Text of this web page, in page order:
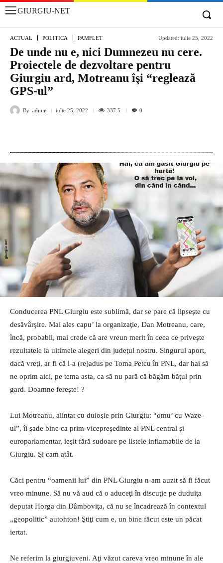
GIURGIU-NET
ACTUAL POLITICA PAMFLET Updated: iulie 25, 2022
De unde nu e, nici Dumnezeu nu cere.
Proiectele de dezvoltare pentru
Giurgiu ard, Motreanu îşi “reglează
GPS-ul”
By admin iulie 25, 2022 337.5 0
Conducerea PNL Giurgiu este sublimă, dar se pare că lipseşte cu
desăvârşire. Mai ales capu’ la organizaţie, Dan Motreanu, care,
încă, probabil, mai crede că are vreun merit în ceea ce priveşte
rezultatele la ultimele alegeri din judeţul nostru. Singurul aport,
dacă vreţi, ar fi că l-a (re)adus pe Toma Petcu în PNL, dar hai să
ne oprim aici, pe tema asta, ca să nu pară că băgăm băţul prin
gard. Doamne fereşte! ?
Lui Motreanu, alintat cu duioşie prin Giurgiu: “omu’ cu Waze-
ul”, îi şade bine ca prim-vicepreşedinte al PNL central şi
europarlamentar, ieşit fără sudoare pe listele inflamabile de la
Giurgiu. Şi cam atât.
Căci pentru “oamenii lui” din PNL Giurgiu n-am auzit să fi făcut
vreo minune. Să nu vă aud că o aduceţi în discuţie pe duduiţa
deputat Horga din Dâmboviţa, că nu se încadrează în contextul
„geopolitic” autohton! Ştiţi cum e, un bine făcut este un păcat
iertat.
Ne referim la giurgiuveni. Aţi văzut careva vreo minune în ale